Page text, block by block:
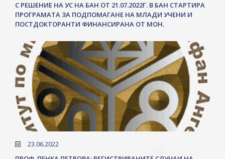
С РЕШЕНИЕ НА УС НА БАН ОТ 21.07.2022Г. В БАН СТАРТИРА
ПРОГРАМАТА ЗА ПОДПОМАГАНЕ НА МЛАДИ УЧЕНИ И
ПОСТДОКТОРАНТИ ФИНАНСИРАНА ОТ МОН.
23.06.2022